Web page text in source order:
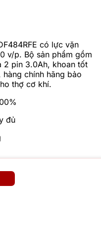
có lực vặn
v/p. Bộ sản phẩm gồm
2 pin 3.0Ah, khoan tốt
chính hãng bảo
thợ cơ khí.
đủ